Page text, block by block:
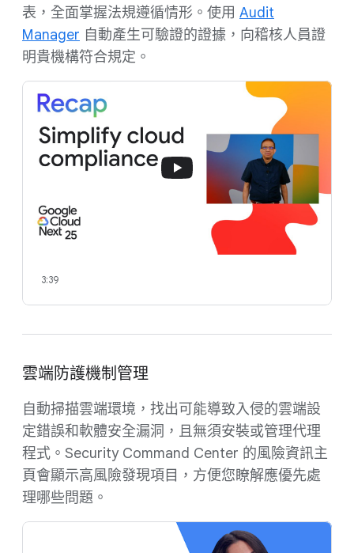
表，全面掌握法規遵循情形。使用 Audit
Manager 自動產生可驗證的證據，向稽核人員證
明貴機構符合規定。
3:39
雲端防護機制管理
自動掃描雲端環境，找出可能導致入侵的雲端設
定錯誤和軟體安全漏洞，且無須安裝或管理代理
程式。Security Command Center 的風險資訊主
頁會顯示高風險發現項目，方便您瞭解應優先處
理哪些問題。